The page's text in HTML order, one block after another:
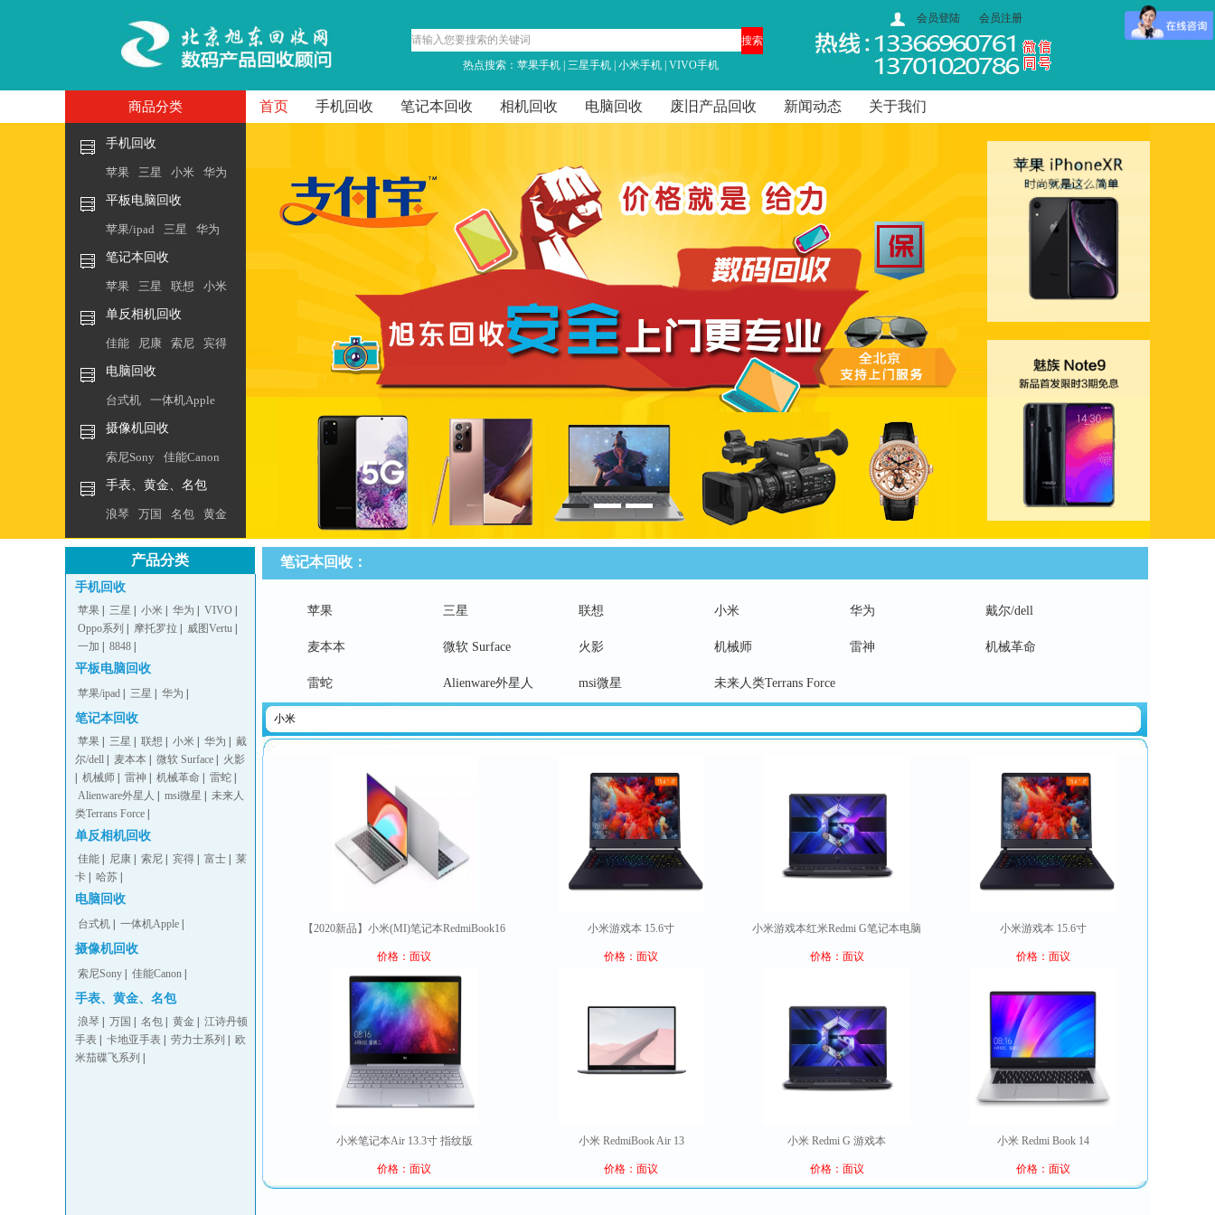
热点搜索： 苹果手机 三星手机 小米手机 VIVO手机
会员登陆 会员注册
商品分类
手机回收
苹果 三星 小米 华为
平板电脑回收
苹果/ipad 三星 华为
笔记本回收
苹果 三星 联想 小米
单反相机回收
佳能 尼康 索尼 宾得
电脑回收
台式机 一体机Apple
摄像机回收
索尼Sony 佳能Canon
手表、黄金、名包
浪琴 万国 名包 黄金
首页 手机回收 笔记本回收 相机回收 电脑回收 废旧产品回收 新闻动态 关于我们
产品分类
手机回收
苹果 三星 小米 华为 VIVO
Oppo系列
摩托罗拉 威图Vertu
一加
8848
平板电脑回收
苹果/ipad 三星 华为
笔记本回收
苹果 三星 联想 小米 华为
戴
尔/dell
麦本本 微软 Surface
火影
机械师 雷神 机械革命 雷蛇
Alienware外星人
msi微星
未来人
类Terrans Force
单反相机回收
佳能 尼康 索尼 宾得 富士
莱
卡
哈苏
电脑回收
台式机 一体机Apple
摄像机回收
索尼Sony 佳能Canon
手表、黄金、名包
浪琴 万国 名包 黄金
江诗丹顿
手表
卡地亚手表 劳力士系列
欧
米茄碟飞系列
笔记本回收：
苹果 三星 联想 小米 华为 戴尔/dell
麦本本 微软 Surface 火影 机械师 雷神 机械革命
雷蛇 Alienware外星人 msi微星 未来人类Terrans Force
小米
【2020新品】小米(MI)笔记本RedmiBook16
价格：面议
小米游戏本 15.6寸
价格：面议
小米游戏本红米Redmi G笔记本电脑
价格：面议
小米游戏本 15.6寸
价格：面议
小米笔记本Air 13.3寸 指纹版
价格：面议
小米 RedmiBook Air 13
价格：面议
小米 Redmi G 游戏本
价格：面议
小米 Redmi Book 14
价格：面议